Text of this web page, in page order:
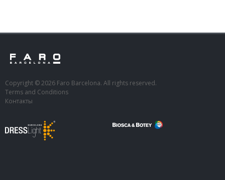
Copyright © 2026 Faro Barcelona. All rights reserved.
Terms and Conditions
Контакты